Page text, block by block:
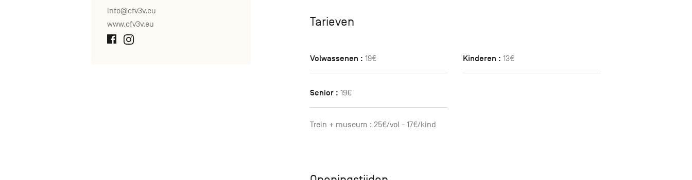
info@cfv3v.eu
www.cfv3v.eu
Tarieven
Volwassenen : 19€ Kinderen : 13€
Senior : 19€
Trein + museum : 25€/vol - 17€/kind